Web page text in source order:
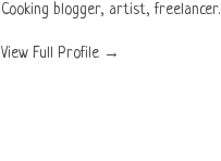
Cooking blogger, artist, freelancer.
View Full Profile →